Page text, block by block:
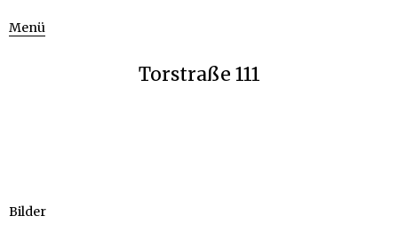
Menü
Torstraße 111
Bilder